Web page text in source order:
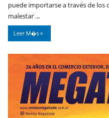
puede importarse a través de
malestar ...
Leer M�s